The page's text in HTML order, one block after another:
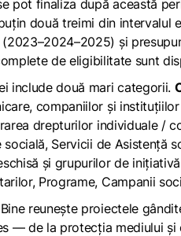
pot finaliza după această
două treimi din intervalul
și
de eligibilitate sunt
include două mari categorii.
companiilor și
drepturilor individuale /
socială, Servicii de Asistență
și grupurilor de
Programe, Campanii
reunește proiectele
— de la protecția mediului